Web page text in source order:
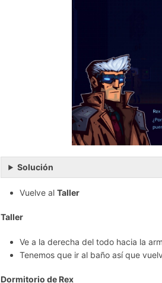
Solución
Vuelve alTaller
Taller
Ve a la derecha del todo hacia la
Tenemos que ir al baño así que
Dormitorio de Rex